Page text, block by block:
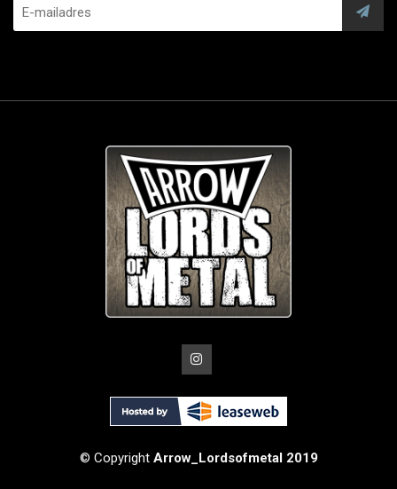
© Copyright Arrow_Lordsofmetal 2019